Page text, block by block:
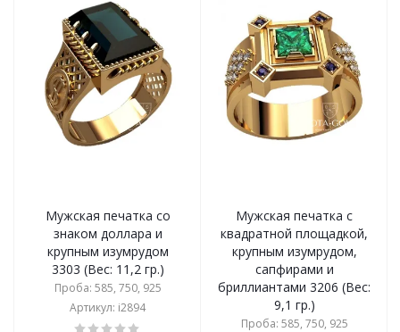
Мужская печатка со
знаком доллара и
крупным изумрудом
3303 (Вес: 11,2 гр.)
Проба: 585, 750, 925
Артикул: i2894
Мужская печатка с
квадратной площадкой,
крупным изумрудом,
сапфирами и
бриллиантами 3206 (Вес:
9,1 гр.)
Проба: 585, 750, 925